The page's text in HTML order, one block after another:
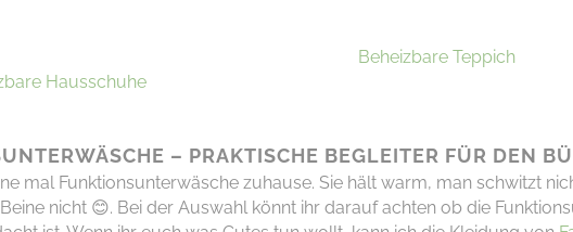
Hausschuhe
Beheizbare Teppich
– PRAKTISCHE BEGLEITER FÜR DEN
mal Funktionsunterwäsche zuhause. Sie hält warm, man schwitzt
nicht 😊. Bei der Auswahl könnt ihr darauf achten ob die